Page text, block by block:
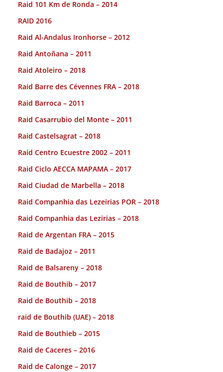
Raid 101 Km de Ronda – 2014
RAID 2016
Raid Al-Andalus Ironhorse – 2012
Raid Antoñana – 2011
Raid Atoleiro – 2018
Raid Barre des Cévennes FRA – 2018
Raid Barroca – 2011
Raid Casarrubio del Monte – 2011
Raid Castelsagrat – 2018
Raid Centro Ecuestre 2002 – 2011
Raid Ciclo AECCA MAPAMA – 2017
Raid Ciudad de Marbella – 2018
Raid Companhia das Lezeirias POR – 2018
Raid Companhia das Lezirias – 2018
Raid de Argentan FRA – 2015
Raid de Badajoz – 2011
Raid de Balsareny – 2018
Raid de Bouthib – 2017
Raid de Bouthib – 2018
raid de Bouthib (UAE) – 2018
Raid de Bouthieb – 2015
Raid de Caceres – 2016
Raid de Calonge – 2017